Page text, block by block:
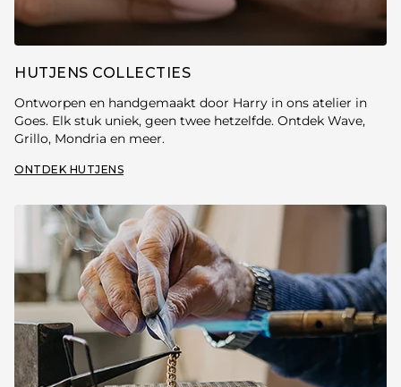
HUTJENS COLLECTIES
Ontworpen en handgemaakt door Harry in ons atelier in
Goes. Elk stuk uniek, geen twee hetzelfde. Ontdek Wave,
Grillo, Mondria en meer.
ONTDEK HUTJENS